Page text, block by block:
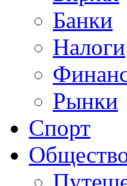
Банки
Налоги
Рынки
Спорт